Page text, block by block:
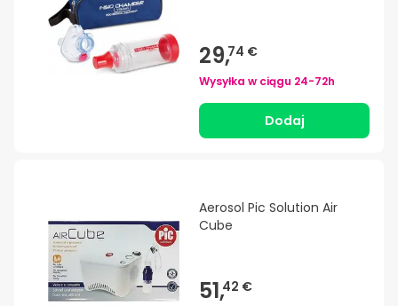
29,74 €
Wysyłka w ciągu 24-72h
Dodaj
Aerosol Pic Solution Air
Cube
51,42 €